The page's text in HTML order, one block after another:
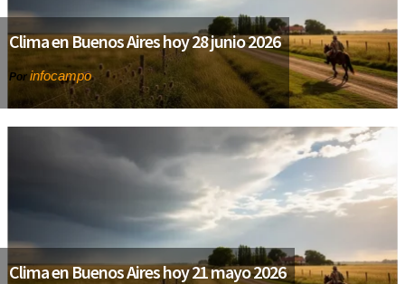
Clima en Buenos Aires hoy 28 junio 2026
Por infocampo
Clima en Buenos Aires hoy 21 mayo 2026